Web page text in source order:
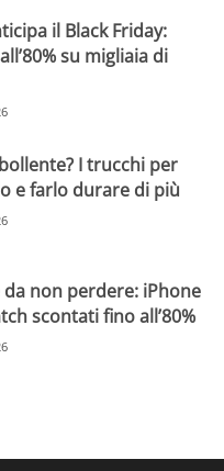
il Black Friday:
su migliaia di
I trucchi per
e farlo durare di più
da non perdere: iPhone
scontati fino all’80%